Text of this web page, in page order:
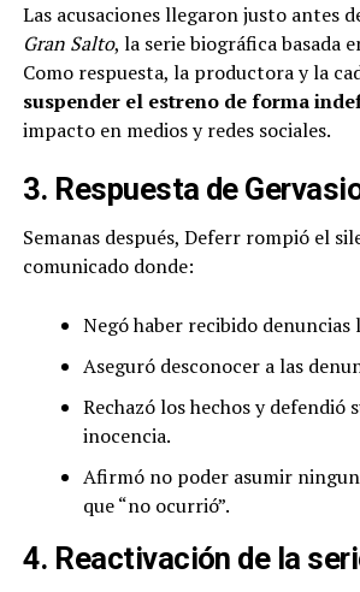
Las acusaciones llegaron justo antes
Gran Salto, la serie biográfica basada
Como respuesta, la productora y la
suspender el estreno de forma
impacto en medios y redes sociales.
3. Respuesta de
Semanas después, Deferr rompió el
comunicado donde:
Negó haber recibido denuncias
Aseguró desconocer a las
Rechazó los hechos y defendió
inocencia.
Afirmó no poder asumir
que “no ocurrió”.
4. Reactivación de la